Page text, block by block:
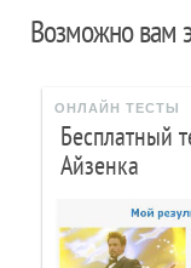
Возможно вам
ОНЛАЙН ТЕСТЫ
Бесплатный
Айзенка